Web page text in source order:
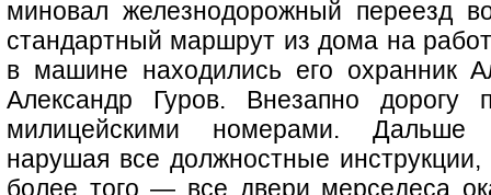
миновал железнодорожный переезд
стандартный маршрут из дома на
в машине находились его охранник
Александр Гуров. Внезапно дорогу
милицейскими номерами. Дальше
нарушая все должностные
более того — все двери мерседеса